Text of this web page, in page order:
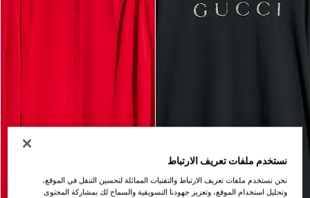
نستخدم ملفات تعريف الارتباط
نحن نستخدم ملفات تعريف الارتباط والتقنيات المماثلة لتحسين التنقل في الموقع،
وتحليل استخدام الموقع، وتعزيز جهودنا التسويقية والسماح لك بمشاركة المحتوى